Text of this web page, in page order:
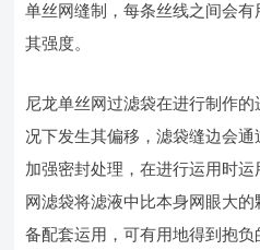
单丝网缝制，每条丝线之间会
其强度。
尼龙单丝网过滤袋在进行制作
况下发生其偏移，滤袋缝边会
加强密封处理，在进行运用时
网滤袋将滤液中比本身网眼大
备配套运用，可有用地得到抱负